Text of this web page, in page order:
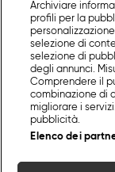
Archiviare
profili per la
selezione di
selezione di
degli annunci.
Comprendere il
combinazione di
migliorare i
pubblicità.
Elenco dei